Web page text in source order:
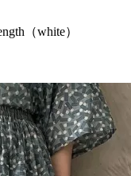
（white）